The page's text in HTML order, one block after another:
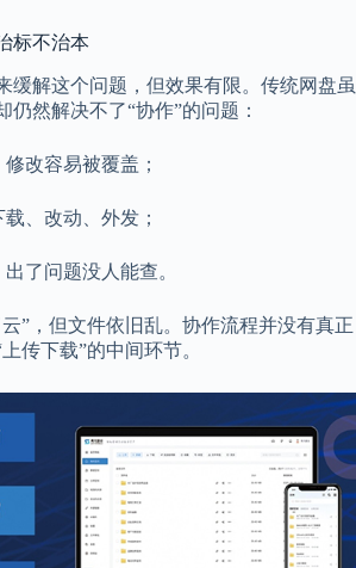
标不治本
缓解这个问题，但效果有限。传统网盘虽
仍然解决不了“协作”的问题：
改容易被覆盖；
、改动、外发；
了问题没人能查。
”，但文件依旧乱。协作流程并没有真正
传下载”的中间环节。